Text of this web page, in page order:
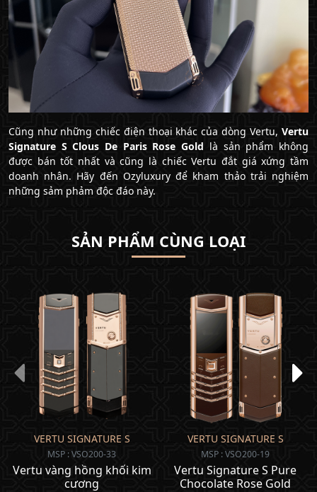
Cũng như những chiếc điện thoại khác của dòng Vertu, Vertu
Signature S Clous De Paris Rose Gold là sản phẩm không
được bán tốt nhất và cũng là chiếc Vertu đắt giá xứng tầm
doanh nhân. Hãy đến Ozyluxury để kham thảo trải nghiệm
những sảm phảm độc đáo này.
SẢN PHẨM CÙNG LOẠI
VERTU SIGNATURE S
MSP : VSO200-33
Vertu vàng hồng khối kim
cương
VERTU SIGNATURE S
MSP : VSO200-19
Vertu Signature S Pure
Chocolate Rose Gold